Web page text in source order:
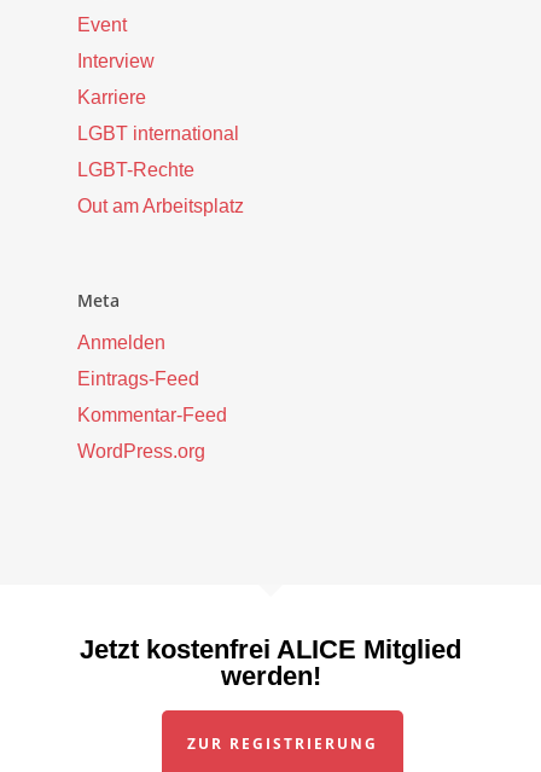
Event
Interview
Karriere
LGBT international
LGBT-Rechte
Out am Arbeitsplatz
Meta
Anmelden
Eintrags-Feed
Kommentar-Feed
WordPress.org
Jetzt kostenfrei ALICE Mitglied
werden!
ZUR REGISTRIERUNG